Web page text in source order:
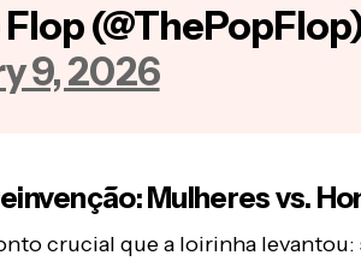
9, 2026
Mulheres vs.
crucial que a loirinha levantou: